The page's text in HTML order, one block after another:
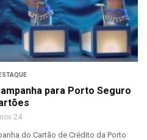
para Porto Seguro
nov 24
do Cartão de Crédito da Porto